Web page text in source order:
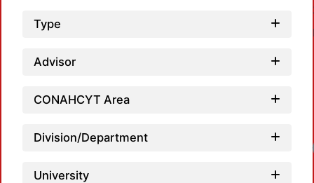
Type
Advisor
CONAHCYT Area
Division/Department
University